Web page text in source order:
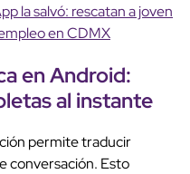
la salvó: rescatan a joven
en CDMX
en Android:
al instante
permite traducir
conversación. Esto